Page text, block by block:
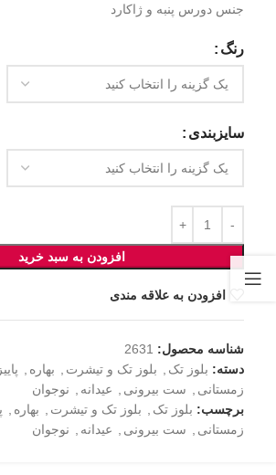
جنس دورس پنبه و ژاکارد
رنگ
سایزبندی
افزودن به سبد خرید
افزودن به علاقه مندی
شناسه محصول: 2631
دسته: بلوز تک بلوز تک و تیشرت بهاره
زمستانی
ست بیرونی عیدانه
نوجوان
برچسب: بلوز تک بلوز تک و تیشرت بهاره
زمستانی
ست بیرونی عیدانه نوجوان